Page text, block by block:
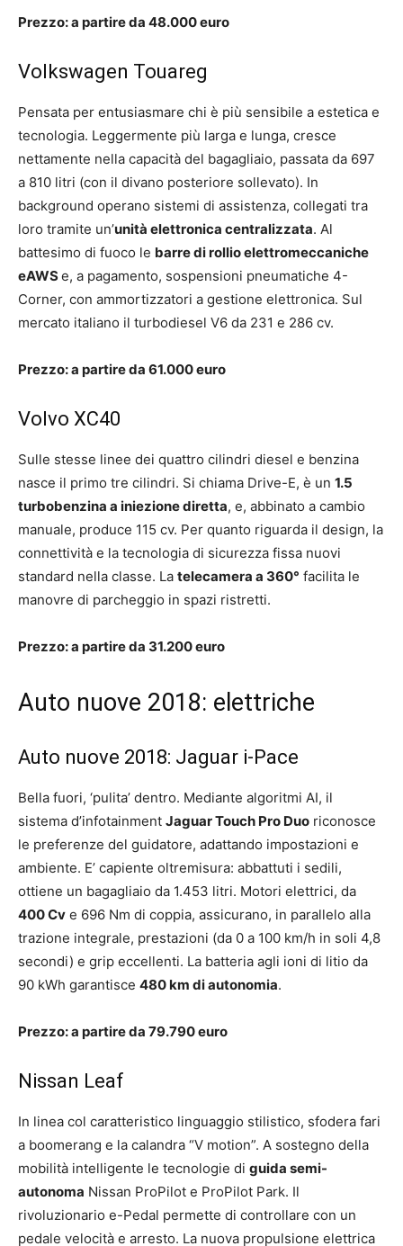
Prezzo: a partire da 48.000 euro
Volkswagen Touareg
Pensata per entusiasmare chi è più sensibile a estetica e
tecnologia. Leggermente più larga e lunga, cresce
nettamente nella capacità del bagagliaio, passata da 697
a 810 litri (con il divano posteriore sollevato). In
background operano sistemi di assistenza, collegati tra
loro tramite un’unità elettronica centralizzata. Al
battesimo di fuoco le barre di rollio elettromeccaniche
eAWSe, a pagamento, sospensioni pneumatiche 4-
Corner, con ammortizzatori a gestione elettronica. Sul
mercato italiano il turbodiesel V6 da 231 e 286 cv.
Prezzo: a partire da 61.000 euro
Volvo XC40
Sulle stesse linee dei quattro cilindri diesel e benzina
nasce il primo tre cilindri. Si chiama Drive-E, è un 1.5
turbobenzina a iniezione diretta, e, abbinato a cambio
manuale, produce 115 cv. Per quanto riguarda il design, la
connettività e la tecnologia di sicurezza fissa nuovi
standard nella classe. La telecamera a 360° facilita le
manovre di parcheggio in spazi ristretti.
Prezzo: a partire da 31.200 euro
Auto nuove 2018: elettriche
Auto nuove 2018: Jaguar i-Pace
Bella fuori, ‘pulita’ dentro. Mediante algoritmi AI, il
sistema d’infotainment Jaguar Touch Pro Duo riconosce
le preferenze del guidatore, adattando impostazioni e
ambiente. E’ capiente oltremisura: abbattuti i sedili,
ottiene un bagagliaio da 1.453 litri. Motori elettrici, da
400 Cv e 696 Nm di coppia, assicurano, in parallelo alla
trazione integrale, prestazioni (da 0 a 100 km/h in soli 4,8
secondi) e grip eccellenti. La batteria agli ioni di litio da
90 kWh garantisce 480 km di autonomia.
Prezzo: a partire da 79.790 euro
Nissan Leaf
In linea col caratteristico linguaggio stilistico, sfodera fari
a boomerang e la calandra “V motion”. A sostegno della
mobilità intelligente le tecnologie di guida semi-
autonoma Nissan ProPilot e ProPilot Park. Il
rivoluzionario e-Pedal permette di controllare con un
pedale velocità e arresto. La nuova propulsione elettrica